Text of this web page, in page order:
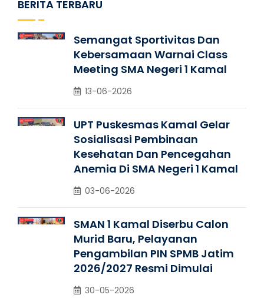
BERITA TERBARU
Semangat Sportivitas Dan
Kebersamaan Warnai Class
Meeting SMA Negeri 1 Kamal
13-06-2026
UPT Puskesmas Kamal Gelar
Sosialisasi Pembinaan
Kesehatan Dan Pencegahan
Anemia Di SMA Negeri 1 Kamal
03-06-2026
SMAN 1 Kamal Diserbu Calon
Murid Baru, Pelayanan
Pengambilan PIN SPMB Jatim
2026/2027 Resmi Dimulai
30-05-2026